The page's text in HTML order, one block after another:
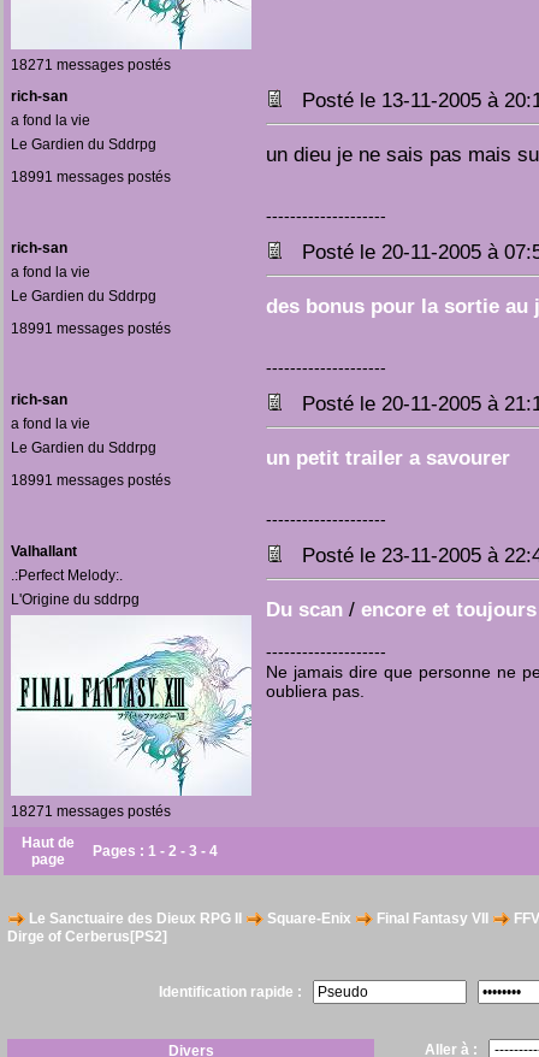
18271 messages postés
rich-san
a fond la vie
Le Gardien du Sddrpg
18991 messages postés
Posté le 13-11-2005 à
un dieu je ne sais pas mais
--------------------
rich-san
a fond la vie
Le Gardien du Sddrpg
18991 messages postés
Posté le 20-11-2005 à
des bonus pour la sortie au
--------------------
rich-san
a fond la vie
Le Gardien du Sddrpg
18991 messages postés
Posté le 20-11-2005 à
un petit trailer a savourer
--------------------
Valhallant
.:Perfect Melody:.
L'Origine du sddrpg
18271 messages postés
Posté le 23-11-2005 à
Du scan / encore et toujours
--------------------
Ne jamais dire que personne ne
oubliera pas.
Haut de
page
Pages : 1 - 2 - 3 - 4
Le Sanctuaire des Dieux RPG II Square-Enix Final Fantasy VII
Dirge of Cerberus[PS2]
Identification rapide :
Divers Aller à :